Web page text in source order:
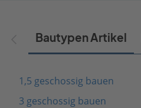
Bautypen Artikel
1,5 geschossig bauen
3 geschossig bauen